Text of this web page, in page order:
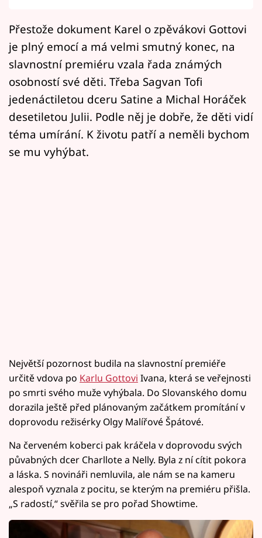
Přihlášení
Sledujte nás
Přestože dokument Karel o zpěvákovi Gottovi
je plný emocí a má velmi smutný konec, na
slavnostní premiéru vzala řada známých
osobností své děti. Třeba Sagvan Tofi
jedenáctiletou dceru Satine a Michal Horáček
desetiletou Julii. Podle něj je dobře, že děti vidí
téma umírání. K životu patří a neměli bychom
se mu vyhýbat.
Největší pozornost budila na slavnostní premiéře
určitě vdova po Karlu Gottovi Ivana, která se veřejnosti
po smrti svého muže vyhýbala. Do Slovanského domu
dorazila ještě před plánovaným začátkem promítání v
doprovodu režisérky Olgy Malířové Špátové.
Na červeném koberci pak kráčela v doprovodu svých
půvabných dcer Charllote a Nelly. Byla z ní cítit pokora
a láska. S novináři nemluvila, ale nám se na kameru
alespoň vyznala z pocitu, se kterým na premiéru přišla.
„S radostí,“ svěřila se pro pořad Showtime.